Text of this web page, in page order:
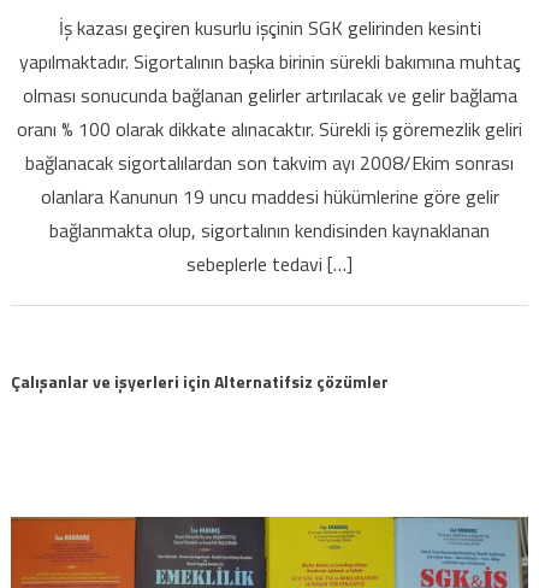
İş kazası geçiren kusurlu işçinin SGK gelirinden kesinti
yapılmaktadır. Sigortalının başka birinin sürekli bakımına muhtaç
olması sonucunda bağlanan gelirler artırılacak ve gelir bağlama
oranı % 100 olarak dikkate alınacaktır. Sürekli iş göremezlik geliri
bağlanacak sigortalılardan son takvim ayı 2008/Ekim sonrası
olanlara Kanunun 19 uncu maddesi hükümlerine göre gelir
bağlanmakta olup, sigortalının kendisinden kaynaklanan
sebeplerle tedavi […]
Çalışanlar ve işyerleri için Alternatifsiz çözümler